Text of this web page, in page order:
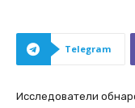
Telegram
Исследователи